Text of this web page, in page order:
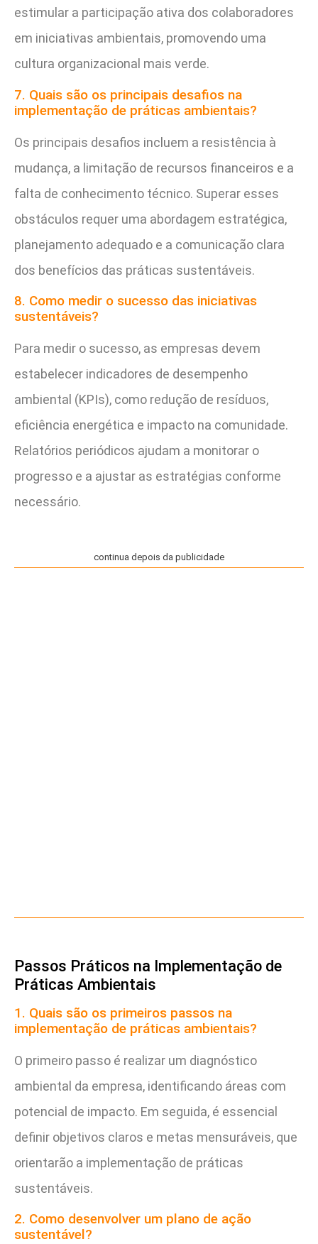
estimular a participação ativa dos colaboradores
em iniciativas ambientais, promovendo uma
cultura organizacional mais verde.
7. Quais são os principais desafios na
implementação de práticas ambientais?
Os principais desafios incluem a resistência à
mudança, a limitação de recursos financeiros e a
falta de conhecimento técnico. Superar esses
obstáculos requer uma abordagem estratégica,
planejamento adequado e a comunicação clara
dos benefícios das práticas sustentáveis.
8. Como medir o sucesso das iniciativas
sustentáveis?
Para medir o sucesso, as empresas devem
estabelecer indicadores de desempenho
ambiental (KPIs), como redução de resíduos,
eficiência energética e impacto na comunidade.
Relatórios periódicos ajudam a monitorar o
progresso e a ajustar as estratégias conforme
necessário.
continua depois da publicidade
Passos Práticos na Implementação de
Práticas Ambientais
1. Quais são os primeiros passos na
implementação de práticas ambientais?
O primeiro passo é realizar um diagnóstico
ambiental da empresa, identificando áreas com
potencial de impacto. Em seguida, é essencial
definir objetivos claros e metas mensuráveis, que
orientarão a implementação de práticas
sustentáveis.
2. Como desenvolver um plano de ação
sustentável?